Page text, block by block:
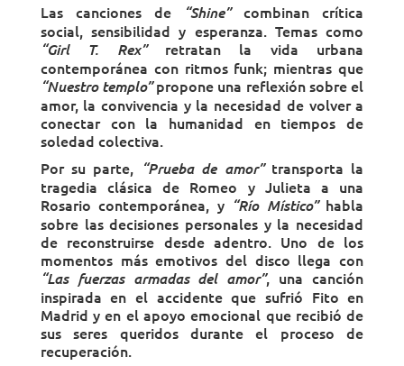
Las canciones de
“Shine”combinan crítica
social, sensibilidad y esperanza. Temas como
“Girl T. Rex”retratan la vida urbana
contemporánea con ritmos funk; mientras que
“Nuestro templo”propone una reflexión sobre el
amor, la convivencia y la necesidad de volver a
conectar con la humanidad en tiempos de
soledad colectiva.
Por su parte, “Prueba de amor”transporta la
tragedia clásica de Romeo y Julieta a una
Rosario contemporánea, y “Río Místico”habla
sobre las decisiones personales y la necesidad
de reconstruirse desde adentro. Uno de los
momentos más emotivos del disco llega con
“Las fuerzas armadas del amor”, una canción
inspirada en el accidente que sufrió Fito en
Madrid y en el apoyo emocional que recibió de
sus seres queridos durante el proceso de
recuperación.